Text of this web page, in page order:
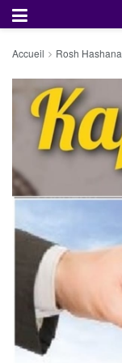
Accueil Rosh Hashana